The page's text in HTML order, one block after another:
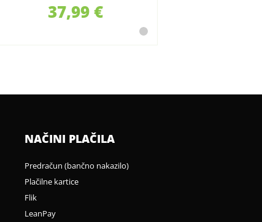
37,99 €
NAČINI PLAČILA
Predračun (bančno nakazilo)
Plačilne kartice
Flik
LeanPay